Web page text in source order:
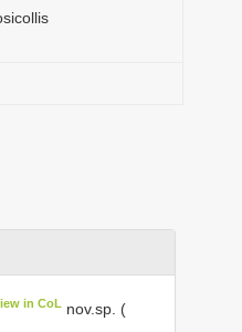
in CoL nov.sp. (